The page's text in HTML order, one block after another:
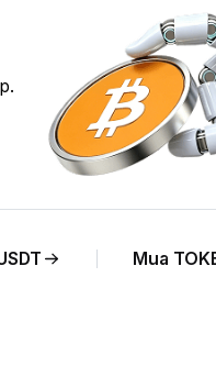
Mua